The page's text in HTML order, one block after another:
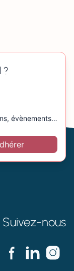
?
évènements…
Suivez-nous